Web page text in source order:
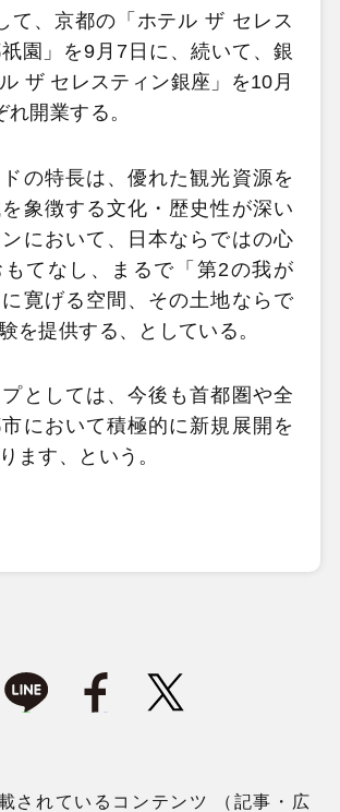
、京都の「ホテル ザ セレス
園」を9月7日に、続いて、銀
ザ セレスティン銀座」を10月
開業する。
の特長は、優れた観光資源を
象徴する文化・歴史性が深い
において、日本ならではの心
てなし、まるで「第2の我が
寛げる空間、その土地ならで
を提供する、としている。
としては、今後も首都圏や全
において積極的に新規展開を
ます、という。
されているコンテンツ （記事・広